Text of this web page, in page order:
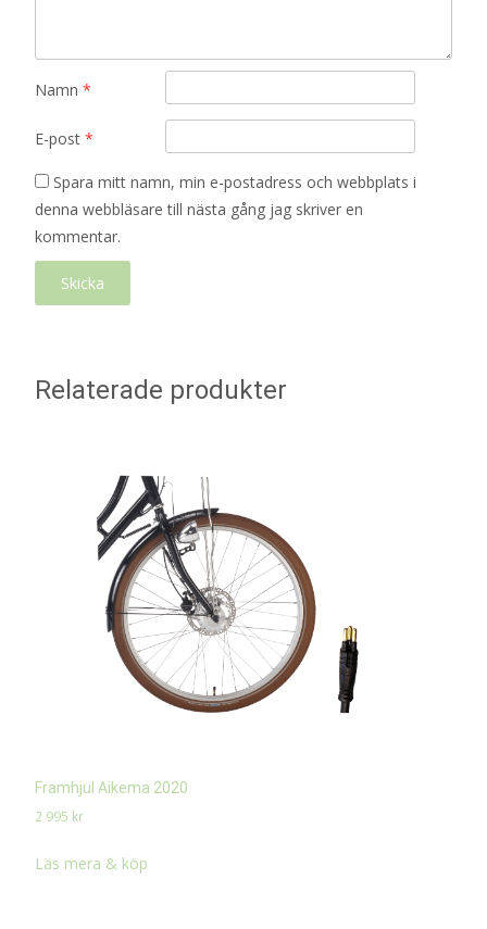
Namn *
E-post *
Spara mitt namn, min e-postadress och webbplats i
denna webbläsare till nästa gång jag skriver en
kommentar.
Relaterade produkter
Framhjul Aikema 2020
2 995 kr
Läs mera & köp